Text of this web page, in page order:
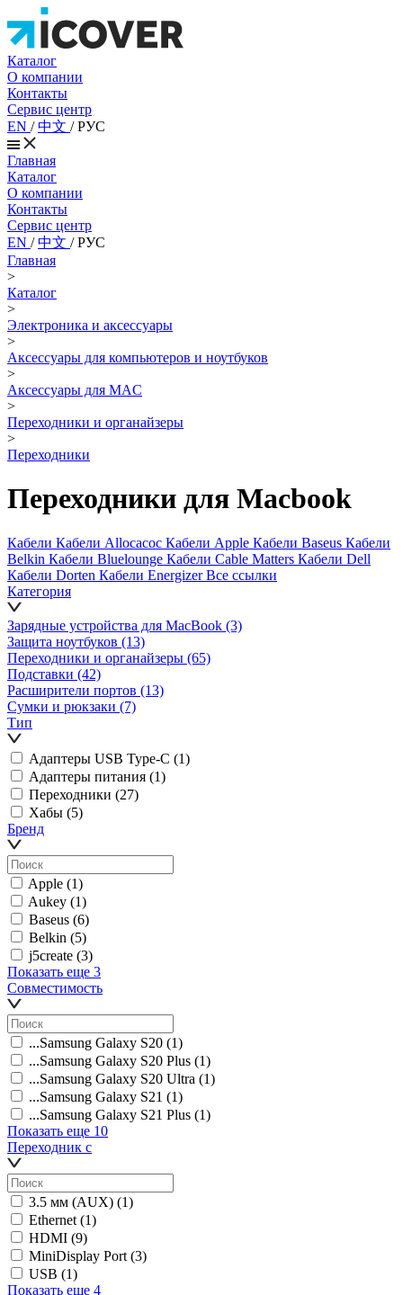
Каталог
О компании
Контакты
Сервис центр
EN /中文 /РУС
Главная
Каталог
О компании
Контакты
Сервис центр
EN /中文 /РУС
Главная
>
Каталог
>
Электроника и аксессуары
>
Аксессуары для компьютеров и ноутбуков
>
Аксессуары для MAC
>
Переходники и органайзеры
>
Переходники
Переходники для Macbook
Кабели Кабели Allocacoc Кабели Apple Кабели Baseus Кабели
Belkin Кабели Bluelounge Кабели Cable Matters Кабели Dell
Кабели Dorten Кабели EnergizerВсе ссылки
Категория
Зарядные устройства для MacBook (3)
Защита ноутбуков (13)
Переходники и органайзеры (65)
Подставки (42)
Расширители портов (13)
Сумки и рюкзаки (7)
Тип
Адаптеры USB Type-C (1)
Адаптеры питания (1)
Переходники (27)
Хабы (5)
Бренд
Apple (1)
Aukey (1)
Baseus (6)
Belkin (5)
j5create (3)
Показать еще 3
Совместимость
...Samsung Galaxy S20 (1)
...Samsung Galaxy S20 Plus (1)
...Samsung Galaxy S20 Ultra (1)
...Samsung Galaxy S21 (1)
...Samsung Galaxy S21 Plus (1)
Показать еще 10
Переходник с
3.5 мм (AUX) (1)
Ethernet (1)
HDMI (9)
MiniDisplay Port (3)
USB (1)
Показать еще 4